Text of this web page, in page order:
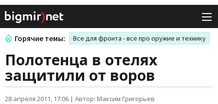
Горячие темы: Все для фронта - все про оружие и технику
Полотенца в отелях
защитили от воров
28 апреля 2011, 17:06 | Автор: Максим Григорьев